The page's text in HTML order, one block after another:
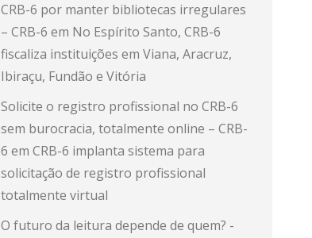
CRB-6 por manter bibliotecas irregulares
– CRB-6 em No Espírito Santo, CRB-6
fiscaliza instituições em Viana, Aracruz,
Ibiraçu, Fundão e Vitória
Solicite o registro profissional no CRB-6
sem burocracia, totalmente online – CRB-
6 em CRB-6 implanta sistema para
solicitação de registro profissional
totalmente virtual
O futuro da leitura depende de quem? -